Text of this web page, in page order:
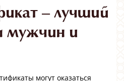
– лучший
мужчин и
могут оказаться